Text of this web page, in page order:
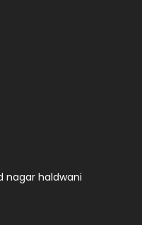
nagar haldwani